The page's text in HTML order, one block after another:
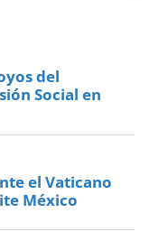
del
Social en
el Vaticano
México